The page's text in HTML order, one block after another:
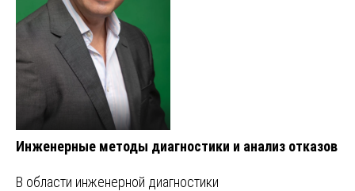
Инженерные методы диагностики и анализ отказов
В области инженерной диагностики